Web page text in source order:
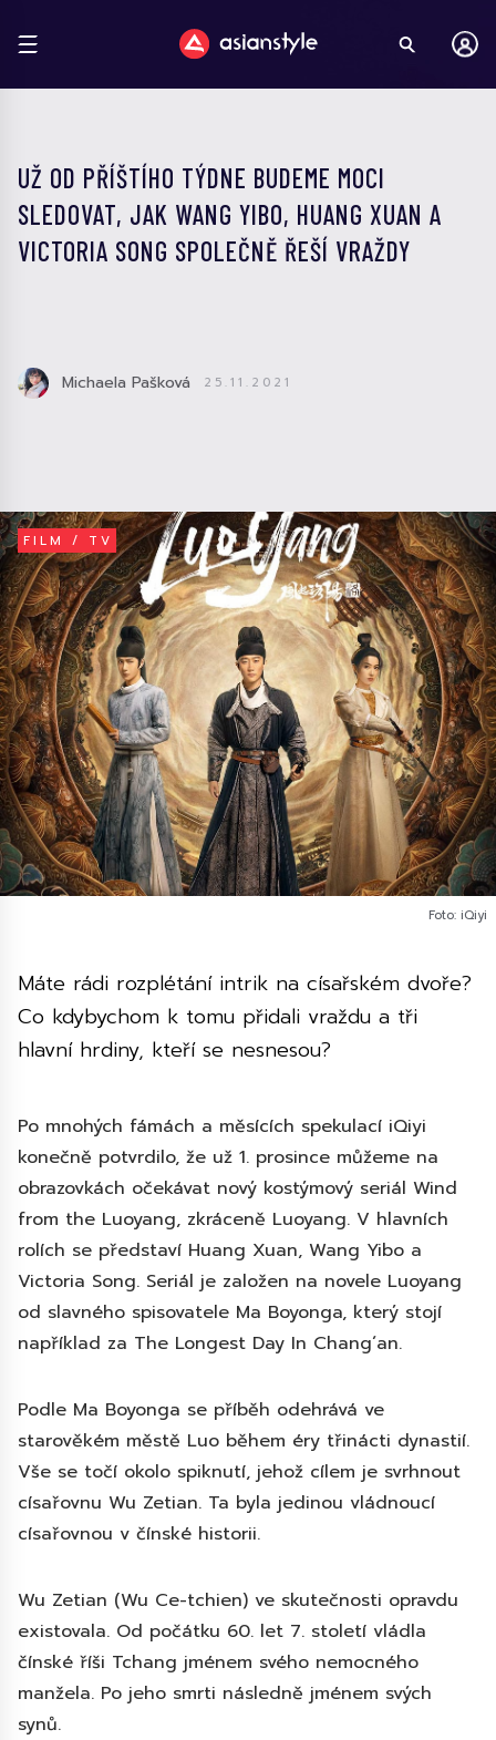
UŽ OD PŘÍŠTÍHO TÝDNE BUDEME MOCI
SLEDOVAT, JAK WANG YIBO, HUANG XUAN A
VICTORIA SONG SPOLEČNĚ ŘEŠÍ VRAŽDY
Michaela Pašková 25.11.2021
FILM / TV
Foto: iQiyi
Máte rádi rozplétání intrik na císařském dvoře?
Co kdybychom k tomu přidali vraždu a tři
hlavní hrdiny, kteří se nesnesou?
Po mnohých fámách a měsících spekulací iQiyi
konečně potvrdilo, že už 1. prosince můžeme na
obrazovkách očekávat nový kostýmový seriál Wind
from the Luoyang, zkráceně Luoyang. V hlavních
rolích se představí Huang Xuan, Wang Yibo a
Victoria Song. Seriál je založen na novele Luoyang
od slavného spisovatele Ma Boyonga, který stojí
například za The Longest Day In Chang´an.
Podle Ma Boyonga se příběh odehrává ve
starověkém městě Luo během éry třinácti dynastií.
Vše se točí okolo spiknutí, jehož cílem je svrhnout
císařovnu Wu Zetian. Ta byla jedinou vládnoucí
císařovnou v čínské historii.
Wu Zetian (Wu Ce-tchien) ve skutečnosti opravdu
existovala. Od počátku 60. let 7. století vládla
čínské říši Tchang jménem svého nemocného
manžela. Po jeho smrti následně jménem svých
synů.